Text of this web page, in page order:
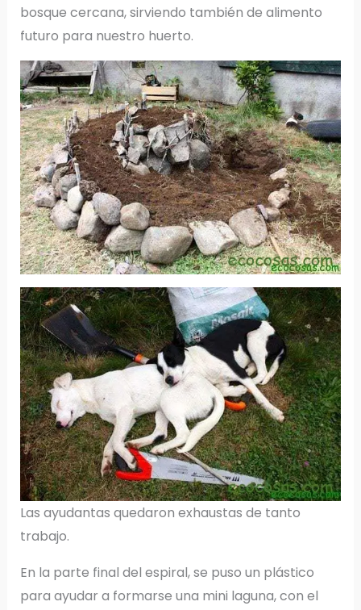
bosque cercana, sirviendo también de alimento
futuro para nuestro huerto.
Las ayudantas quedaron exhaustas de tanto
trabajo.
En la parte final del espiral, se puso un plástico
para ayudar a formarse una mini laguna, con el